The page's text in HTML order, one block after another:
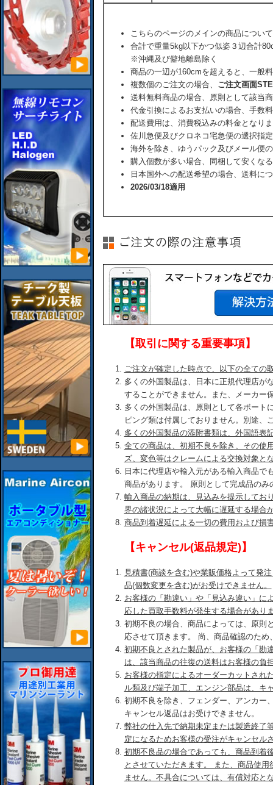
こちらのページのメインの商品につい
合計で重量5kg以下かつ似姿３辺合計
※沖縄及び僻地離島除く
商品の一辺が160cmを超えると、一般
複数個のご注文の場合、 ご注文画面
送料無料商品の場合、原則として該当
代金引換によるお支払いの場合、手数
配送費用は、消費税込みの料金となり
佐川急便及びクロネコ宅急便の選択指
海外を除き、ゆうパック及びメール便
購入個数が多い場合、同梱して安くな
日本国外への配送希望の場合、送料に
2026/03/18適用
【取引に関する重要事項】
ご注文が確定した時点で、以下の全ての
多くの外国製品は、日本に正規代理店が
することができません。また、メーカー
多くの外国製品は、原則として各ボート
ピング類は付属しておりません。別途、
多くの外国製品の添附書類は、外国語表
全ての商品は、初期不良を除き、その使
ズ、変色等はクレームによる交換対象と
日本に代理店や輸入元がある輸入商品で
商品があります。 原則として完成品のみ
輸入商品の納期は、見込みを提示してお
界の諸状況によって大幅に遅延する場合
商品到着遅延による一切の費用および損
【キャンセル(返品規定)】
見積書(商談を含む)や業販価格よって発
品(個数変更を含む)がお受けできません。
お客様の「勘違い」や「見込み違い」に
応した買取手数料が発生する場合があり
初期不良の場合、商品によっては、原則
応させて頂きます。 尚、商品確認のた
初期不良とされた製品が、お客様の「勘
は、該当商品の往復の送料はお客様の負
お客様の指定によるオーダーカットされ
ル類及び端子加工、エンジン部品は、キ
初期不良を除き、フェンダー、アンカー
キャンセル返品はお受けできません。
弊社の仕入先で納期未定または製造終了
定になるためお客様の受注がキャンセル
初期不良品の場合であっても、商品到着
とさせていただきます。 また、商品使
ません。不具合については、有償対応と